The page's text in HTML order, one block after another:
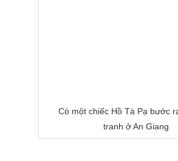
Có một chiếc Hồ Tà Pạ bước
tranh ở An Giang